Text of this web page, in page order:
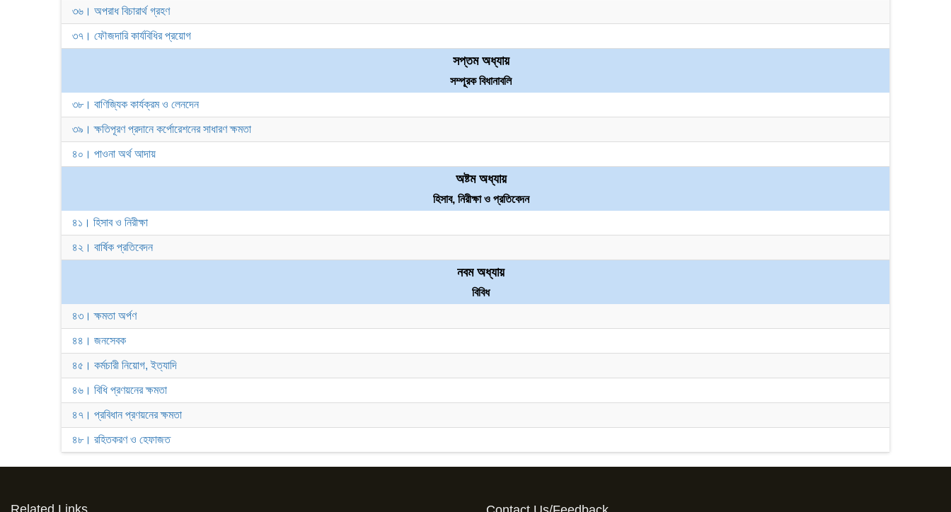
৩৬। অপরাধ বিচারার্থ গ্রহণ
৩৭। ফৌজদারি কার্যবিধির প্রয়োগ
সপ্তম অধ্যায়
সম্পূরক বিধানাবলি
৩৮। বাণিজ্যিক কার্যক্রম ও লেনদেন
৩৯। ক্ষতিপূরণ প্রদানে কর্পোরেশনের সাধারণ ক্ষমতা
৪০। পাওনা অর্থ আদায়
অষ্টম অধ্যায়
হিসাব, নিরীক্ষা ও প্রতিবেদন
৪১। হিসাব ও নিরীক্ষা
৪২। বার্ষিক প্রতিবেদন
নবম অধ্যায়
বিবিধ
৪৩। ক্ষমতা অর্পণ
৪৪। জনসেবক
৪৫। কর্মচারী নিয়োগ, ইত্যাদি
৪৬। বিধি প্রণয়নের ক্ষমতা
৪৭। প্রবিধান প্রণয়নের ক্ষমতা
৪৮। রহিতকরণ ও হেফাজত
Related Links